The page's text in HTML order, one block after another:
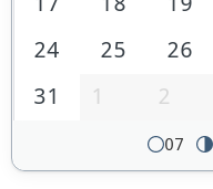
24
25 26
31
1 2
07